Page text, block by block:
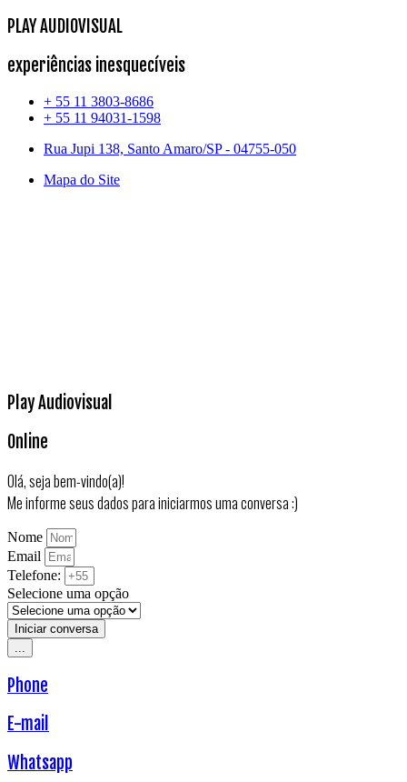
PLAY AUDIOVISUAL
experiências inesquecíveis
+ 55 11 3803-8686
+ 55 11 94031-1598
Rua Jupi 138, Santo Amaro/SP - 04755-050
Mapa do Site
Play Audiovisual
Online
Olá, seja bem-vindo(a)!
Me informe seus dados para iniciarmos uma conversa :)
Nome
Email
Telefone:
Selecione uma opção
Iniciar conversa
Phone
E-mail
Whatsapp